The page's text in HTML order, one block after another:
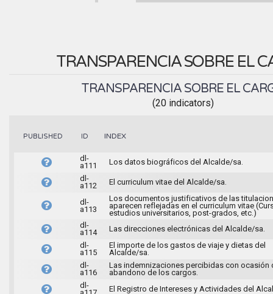
TRANSPARENCIA SOBRE EL
TRANSPARENCIA SOBRE EL
(20 indicators)
PUBLISHED ID INDEX
dl-
a111
Los datos biográficos del Alcalde/sa.
dl-
a112
El curriculum vitae del Alcalde/sa.
dl-
a113
Los documentos justificativos de las
aparecen reflejadas en el curriculum vitae
estudios universitarios, post-grados, etc.)
dl-
a114
Las direcciones electrónicas del Alcalde/sa.
dl-
a115
El importe de los gastos de viaje y dietas del
Alcalde/sa.
dl-
a116
Las indemnizaciones percibidas con ocasión
abandono de los cargos.
dl-
El Registro de Intereses y Actividades del